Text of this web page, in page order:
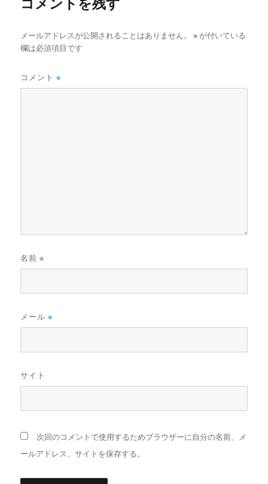
コメントを残す
メールアドレスが公開されることはありません。 ※ が付いている
欄は必須項目です
コメント※
名前※
メール※
サイト
次回のコメントで使用するためブラウザーに自分の名前、メ
ールアドレス、サイトを保存する。